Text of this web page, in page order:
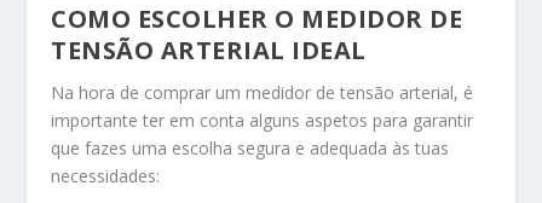
COMO ESCOLHER O MEDIDOR DE
TENSÃO ARTERIAL IDEAL
Na hora de comprar um medidor de tensão arterial, é
importante ter em conta alguns aspetos para garantir
que fazes uma escolha segura e adequada às tuas
necessidades: